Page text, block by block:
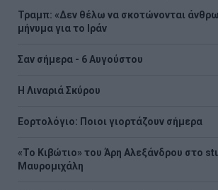
Τραμπ: «Δεν θέλω να σκοτώνονται
μήνυμα για το Ιράν
Σαν σήμερα - 6 Αυγούστου
H Λιναριά Σκύρου
Εορτολόγιο: Ποιοι γιορτάζουν σήμερα
«Το Κιβώτιο» του Άρη Αλεξάνδρου στο
Μαυρομιχάλη